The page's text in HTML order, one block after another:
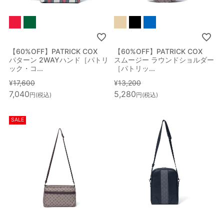
カテゴリー
性別
ブランド
カラー
ブルー系
オレンジ系 パープル系 グリーン系
【60%OFF】PATRICK COX
パターン 2WAYハンド［パトリ
ック・コ...
¥17,600
7,040 税込
【60%OFF】PATRICK COX
スムージー ラウンドショルダー
［パトリッ...
¥13,200
5,280 税込
SALE